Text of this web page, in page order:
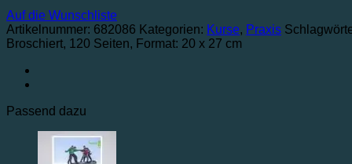
Auf die Wunschliste
Artikelnummer: 682086 Kategorien: Kurse, Praxis
Broschiert, 120 Seiten, Format: 20 x 27 cm
Passend dazu